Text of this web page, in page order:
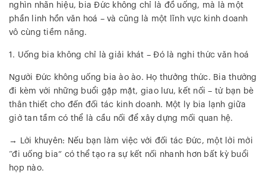
nghìn nhãn hiệu, bia Đức không chỉ là đồ uống, mà là một
phần linh hồn văn hoá – và cũng là một lĩnh vực kinh doanh
vô cùng tiềm năng.
1. Uống bia không chỉ là giải khát – Đó là nghi thức văn hoá
Người Đức không uống bia ào ào. Họ thưởng thức. Bia thường
đi kèm với những buổi gặp mặt, giao lưu, kết nối – từ bạn bè
thân thiết cho đến đối tác kinh doanh. Một ly bia lạnh giữa
giờ tan tầm có thể là cầu nối để xây dựng mối quan hệ.
→ Lời khuyên: Nếu bạn làm việc với đối tác Đức, một lời mời
“đi uống bia” có thể tạo ra sự kết nối nhanh hơn bất kỳ buổi
họp nào.